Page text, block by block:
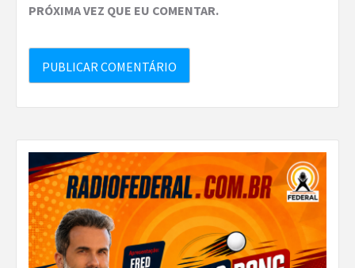
PRÓXIMA VEZ QUE EU COMENTAR.